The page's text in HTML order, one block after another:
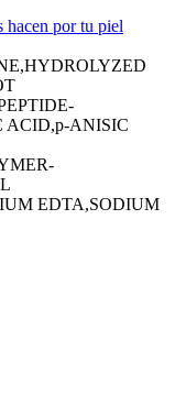
hacen por tu piel
ACID,p-ANISIC
EDTA,SODIUM